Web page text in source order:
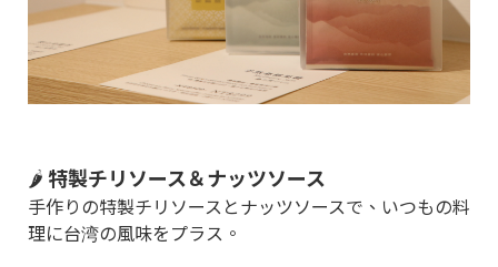
🌶特製チリソース＆ナッツソース
手作りの特製チリソースとナッツソースで、いつもの料
理に台湾の風味をプラス。